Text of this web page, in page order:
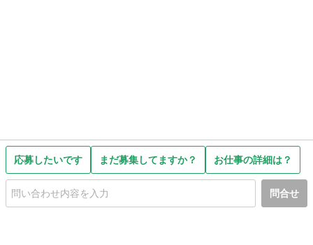
応募したいです まだ募集してますか？ お仕事の詳細は？
問合せ